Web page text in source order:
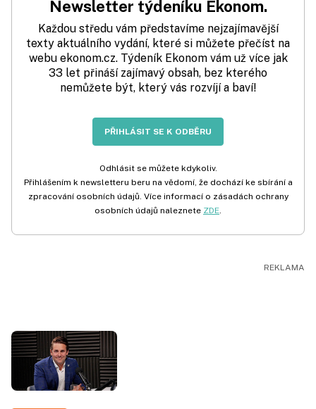
Newsletter týdeníku Ekonom.
Každou středu vám představíme nejzajímavější
texty aktuálního vydání, které si můžete přečíst na
webu ekonom.cz. Týdeník Ekonom vám už více jak
33 let přináší zajímavý obsah, bez kterého
nemůžete být, který vás rozvíjí a baví!
PŘIHLÁSIT SE K ODBĚRU
Odhlásit se můžete kdykoliv.
Přihlášením k newsletteru beru na vědomí, že dochází ke sbírání a
zpracování osobních údajů. Více informací o zásadách ochrany
osobních údajů naleznete ZDE.